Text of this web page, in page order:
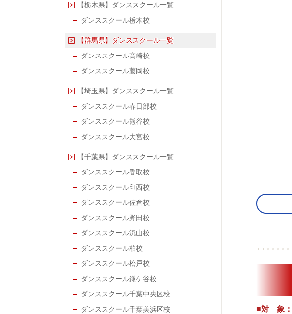
■対 象：
【栃木県】ダンススクール一覧
ダンススクール栃木校
【群馬県】ダンススクール一覧
ダンススクール高崎校
ダンススクール藤岡校
【埼玉県】ダンススクール一覧
ダンススクール春日部校
ダンススクール熊谷校
ダンススクール大宮校
【千葉県】ダンススクール一覧
ダンススクール香取校
ダンススクール印西校
ダンススクール佐倉校
ダンススクール野田校
ダンススクール流山校
ダンススクール柏校
ダンススクール松戸校
ダンススクール鎌ケ谷校
ダンススクール千葉中央区校
ダンススクール千葉美浜区校